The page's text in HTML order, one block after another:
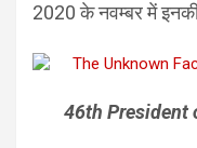
2020 के नवम्बर में
46th President